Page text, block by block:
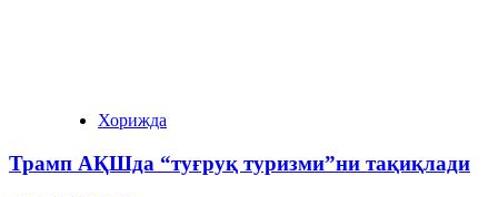
Хорижда
Трамп АҚШда “туғруқ туризми”ни тақиқлади